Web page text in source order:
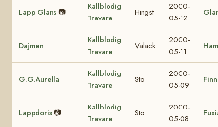
Lapp Glans 📷
Kallblodig
Travare
Hingst
2000-
05-12
Dajmen
Kallblodig
Travare
Valack
2000-
05-11
G.G.Aurella
Kallblodig
Travare
Sto
2000-
05-09
Lappdoris 📷
Kallblodig
Travare
Sto
2000-
05-08